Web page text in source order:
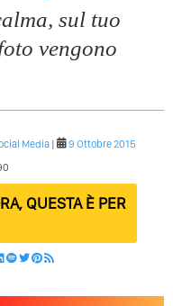
sul tuo
vengono
Media |
9 Ottobre 2015
QUESTA È PER